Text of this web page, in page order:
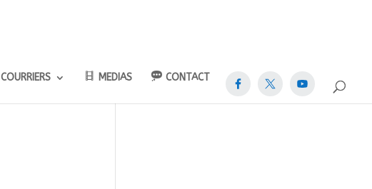
COURRIERS MEDIAS CONTACT